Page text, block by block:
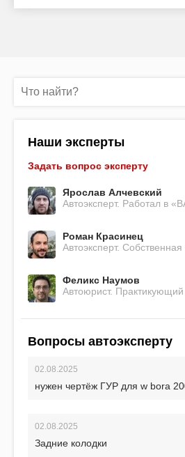
Наши эксперты
Задать вопрос эксперту
Ярослав Алчевский
Автоэксперт. Работал в
Роман Красинец
Автоэксперт. Собственная
Феликс Наумов
Автоюрист. Практикующий
Вопросы автоэксперту
02.08.2025
нужен чертёж ГУР для w bora
02.08.2025
Задние колодки